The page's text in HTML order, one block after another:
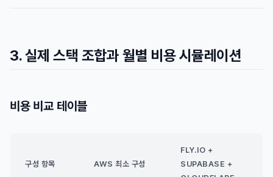
3. 실제 스택 조합과 월별 비용 시뮬레이션
비용 비교 테이블
구성 항목 AWS 최소 구성
FLY.IO +
SUPABASE +